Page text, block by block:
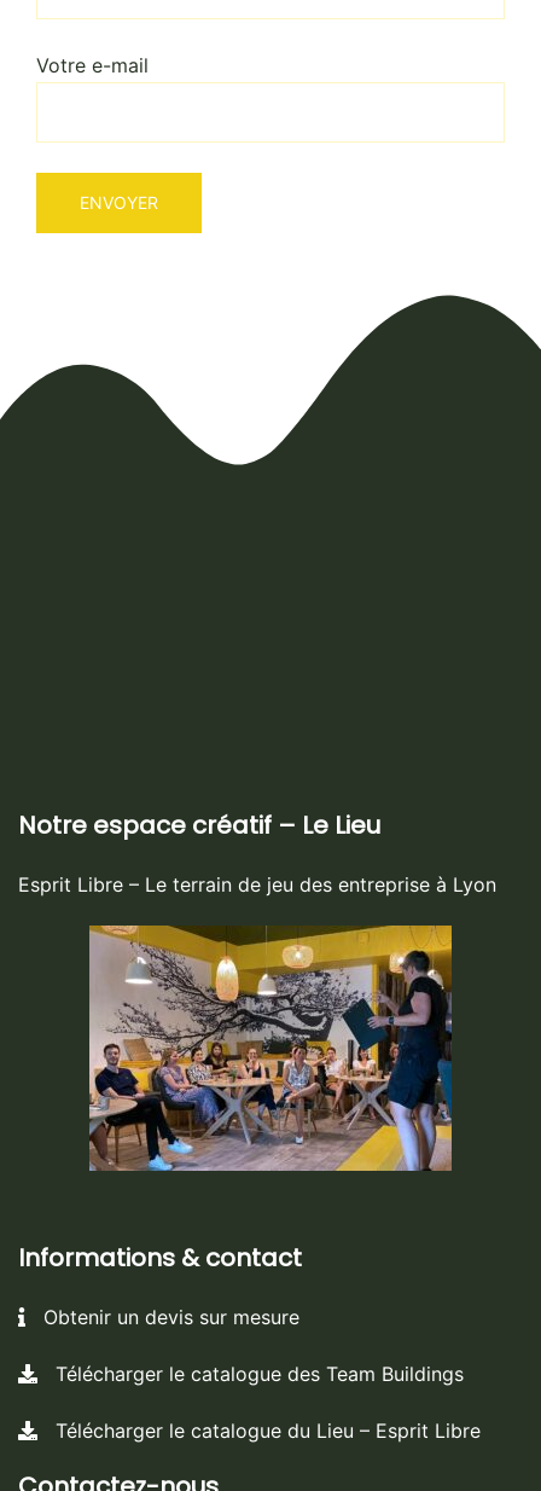
Votre e-mail
Notre espace créatif – Le Lieu
Esprit Libre – Le terrain de jeu des entreprise à Lyon
Informations & contact
Obtenir un devis sur mesure
Télécharger le catalogue des Team Buildings
Télécharger le catalogue du Lieu – Esprit Libre